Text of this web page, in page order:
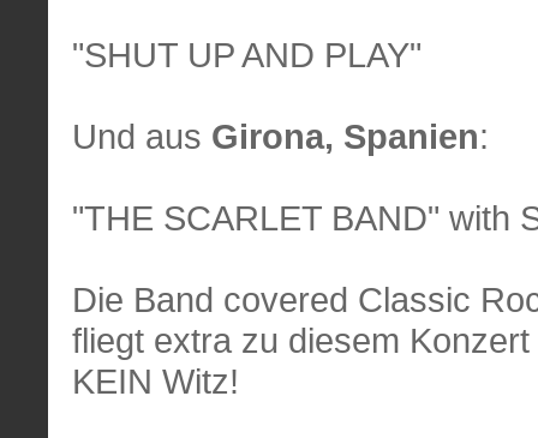
"SHUT UP AND PLAY"
Und aus Girona, Spanien:
"THE SCARLET BAND" with
Die Band covered Classic
fliegt extra zu diesem
KEIN Witz!